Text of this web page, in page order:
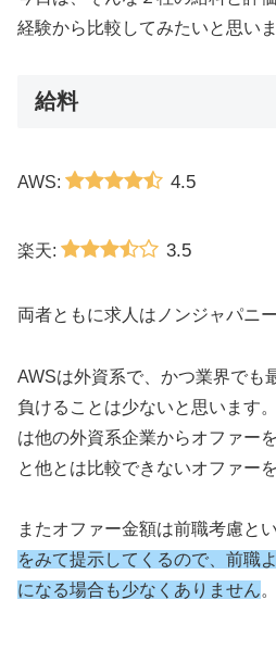
経験から比較してみたいと思いま
給料
AWS: 4.5
楽天: 3.5
両者ともに求人はノンジャパニ
AWSは外資系で、かつ業界でも
負けることは少ないと思います
は他の外資系企業からオファー
と他とは比較できないオファー
またオファー金額は前職考慮と
をみて提示してくるので、前職
になる場合も少なくありません。